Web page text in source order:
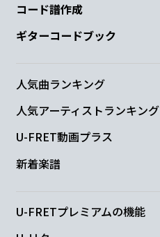
コード譜作成
ギターコードブック
人気曲ランキング
人気アーティストランキング
U-FRET動画プラス
新着楽譜
U-FRETプレミアムの機能